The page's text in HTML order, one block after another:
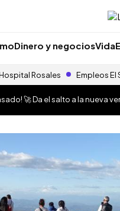
Dinero y negociosVida
Rosales Empleos El
🚀 Da el salto a la nueva